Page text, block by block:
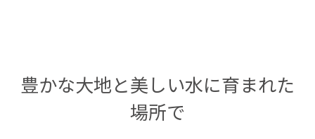
豊かな大地と美しい水に育まれた
場所で